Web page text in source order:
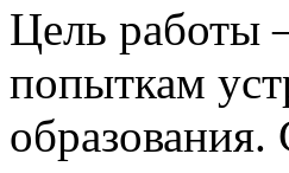
Цель работы
попыткам